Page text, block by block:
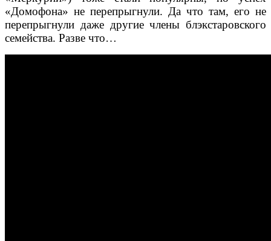
«Домофона» не перепрыгнули. Да что там, его не
перепрыгнули даже другие члены блэкстаровского
семейства. Разве что…